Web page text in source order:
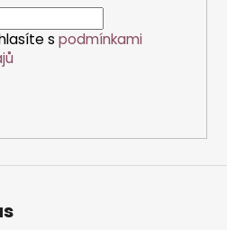
s podmínkami